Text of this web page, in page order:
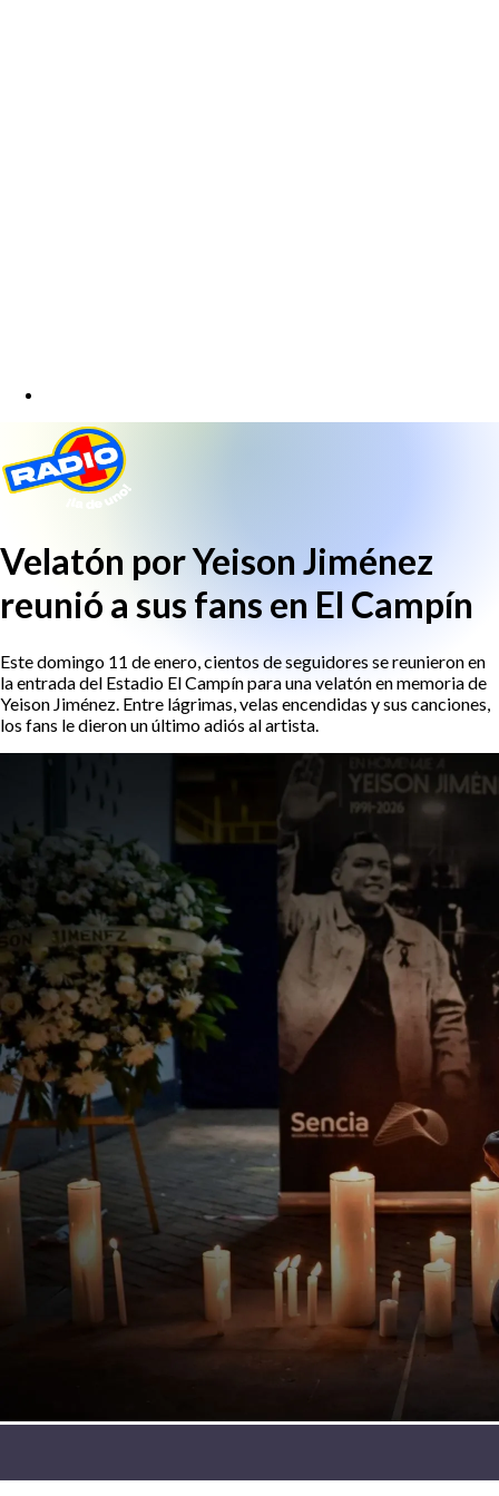
Velatón por Yeison Jiménez
reunió a sus fans en El Campín
Este domingo 11 de enero, cientos de seguidores se reunieron en
la entrada del Estadio El Campín para una velatón en memoria de
Yeison Jiménez. Entre lágrimas, velas encendidas y sus canciones,
los fans le dieron un último adiós al artista.